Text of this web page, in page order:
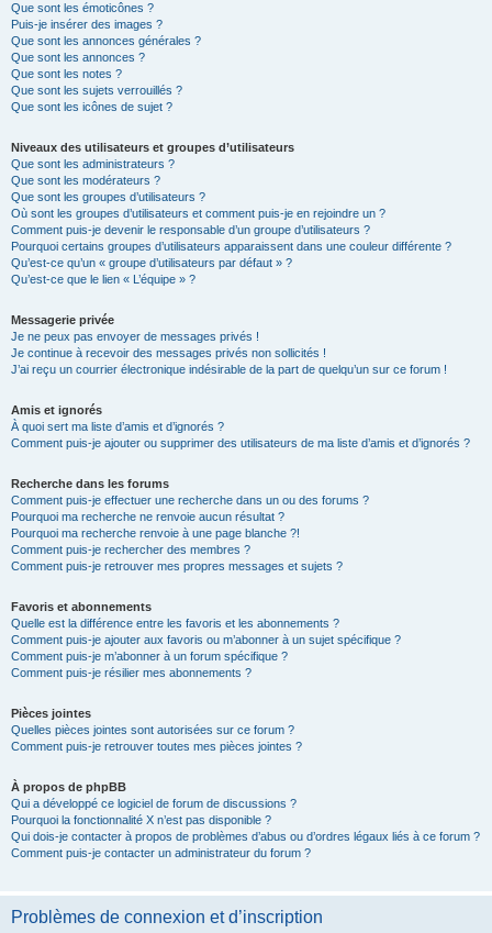
Que sont les émoticônes ?
Puis-je insérer des images ?
Que sont les annonces générales ?
Que sont les annonces ?
Que sont les notes ?
Que sont les sujets verrouillés ?
Que sont les icônes de sujet ?
Niveaux des utilisateurs et groupes d’utilisateurs
Que sont les administrateurs ?
Que sont les modérateurs ?
Que sont les groupes d’utilisateurs ?
Où sont les groupes d’utilisateurs et comment puis-je en rejoindre un ?
Comment puis-je devenir le responsable d’un groupe d’utilisateurs ?
Pourquoi certains groupes d’utilisateurs apparaissent dans une couleur différente ?
Qu’est-ce qu’un « groupe d’utilisateurs par défaut » ?
Qu’est-ce que le lien « L’équipe » ?
Messagerie privée
Je ne peux pas envoyer de messages privés !
Je continue à recevoir des messages privés non sollicités !
J’ai reçu un courrier électronique indésirable de la part de quelqu’un sur ce forum !
Amis et ignorés
À quoi sert ma liste d’amis et d’ignorés ?
Comment puis-je ajouter ou supprimer des utilisateurs de ma liste d’amis et d’ignorés ?
Recherche dans les forums
Comment puis-je effectuer une recherche dans un ou des forums ?
Pourquoi ma recherche ne renvoie aucun résultat ?
Pourquoi ma recherche renvoie à une page blanche ?!
Comment puis-je rechercher des membres ?
Comment puis-je retrouver mes propres messages et sujets ?
Favoris et abonnements
Quelle est la différence entre les favoris et les abonnements ?
Comment puis-je ajouter aux favoris ou m’abonner à un sujet spécifique ?
Comment puis-je m’abonner à un forum spécifique ?
Comment puis-je résilier mes abonnements ?
Pièces jointes
Quelles pièces jointes sont autorisées sur ce forum ?
Comment puis-je retrouver toutes mes pièces jointes ?
À propos de phpBB
Qui a développé ce logiciel de forum de discussions ?
Pourquoi la fonctionnalité X n’est pas disponible ?
Qui dois-je contacter à propos de problèmes d’abus ou d’ordres légaux liés à ce forum ?
Comment puis-je contacter un administrateur du forum ?
Problèmes de connexion et d’inscription